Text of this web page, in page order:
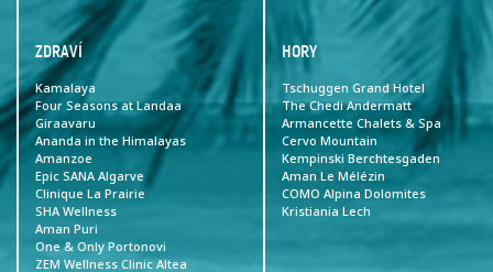
ZDRAVÍ
Kamalaya
Four Seasons at Landaa
Giraavaru
Ananda in the Himalayas
Amanzoe
Epic SANA Algarve
Clinique La Prairie
SHA Wellness
Aman Puri
One & Only Portonovi
ZEM Wellness Clinic Altea
HORY
Tschuggen Grand Hotel
The Chedi Andermatt
Armancette Chalets & Spa
Cervo Mountain
Kempinski Berchtesgaden
Aman Le Mélézin
COMO Alpina Dolomites
Kristiania Lech